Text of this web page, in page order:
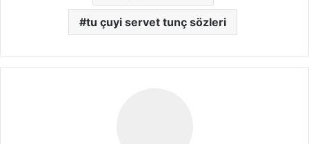
tu çuyi servet tunç sözleri